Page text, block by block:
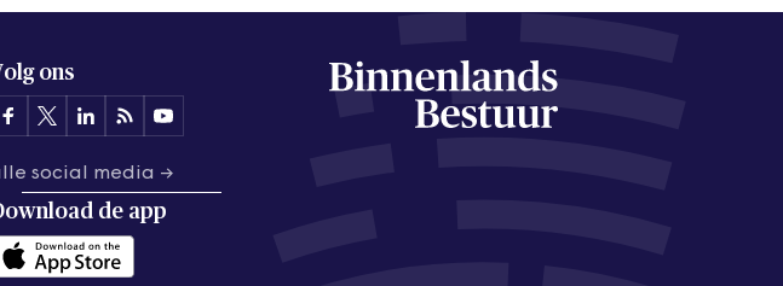
ons
social media →
de app